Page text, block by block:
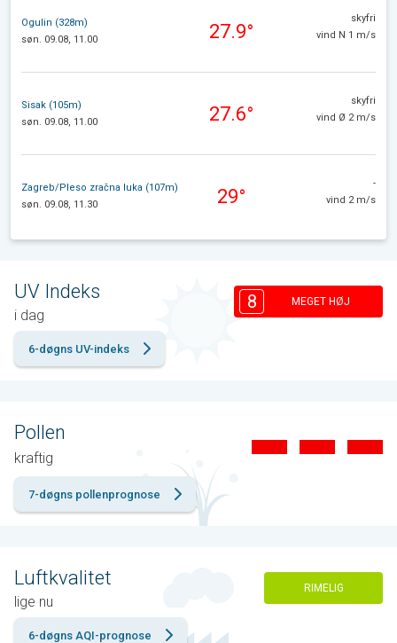
Ogulin (328m)
søn. 09.08, 11.00
27.9°
skyfri
vind N 1 m/s
Sisak (105m)
søn. 09.08, 11.00
27.6°
skyfri
vind Ø 2 m/s
Zagreb/Pleso zračna luka (107m)
søn. 09.08, 11.30
29°
-
vind 2 m/s
UV Indeks
i dag
8 MEGET HØJ
6-døgns UV-indeks
Pollen
kraftig
7-døgns pollenprognose
Luftkvalitet
lige nu
RIMELIG
6-døgns AQI-prognose